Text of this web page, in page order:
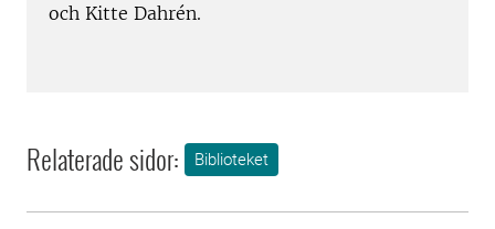
och Kitte Dahrén.
Relaterade sidor: Biblioteket